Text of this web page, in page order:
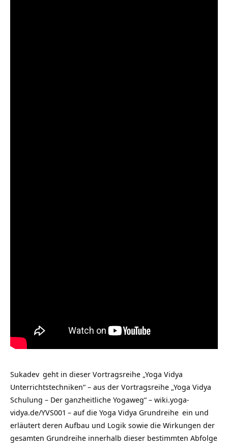
Sukadev geht in dieser Vortragsreihe „Yoga Vidya
Unterrichtstechniken“ – aus der Vortragsreihe „Yoga Vidya
Schulung – Der ganzheitliche Yogaweg“ – wiki.yoga-
vidya.de/YVS001 – auf die Yoga Vidya Grundreihe ein und
erläutert deren Aufbau und Logik sowie die Wirkungen der
gesamten Grundreihe innerhalb dieser bestimmten Abfolge